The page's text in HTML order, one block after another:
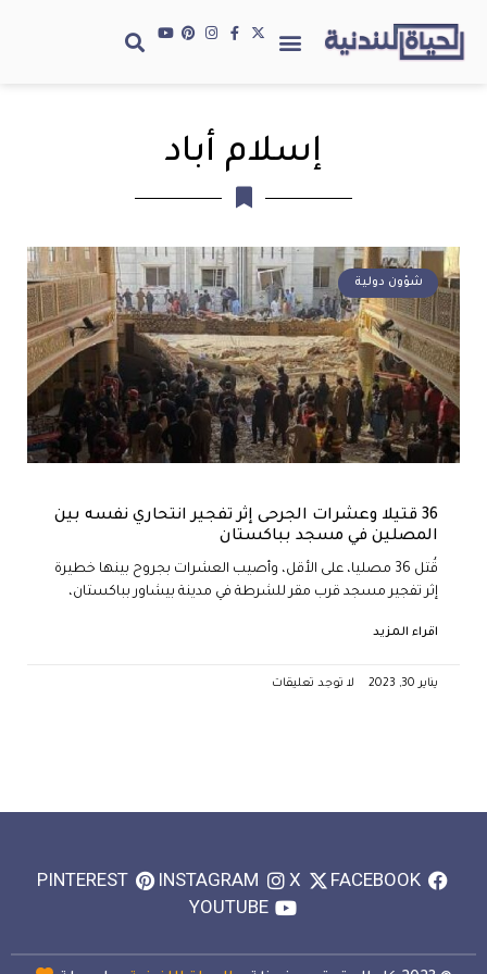
إسلام أباد
شؤون دولية
36 قتيلا وعشرات الجرحى إثر تفجير انتحاري نفسه بين
المصلين في مسجد بباكستان
قُتل 36 مصليا، على الأقل، وأصيب العشرات بجروح بينها خطيرة
إثر تفجير مسجد قرب مقر للشرطة في مدينة بيشاور بباكستان،
اقراء المزيد
يناير 30, 2023 لا توجد تعليقات
FACEBOOK
X
INSTAGRAM
PINTEREST
YOUTUBE